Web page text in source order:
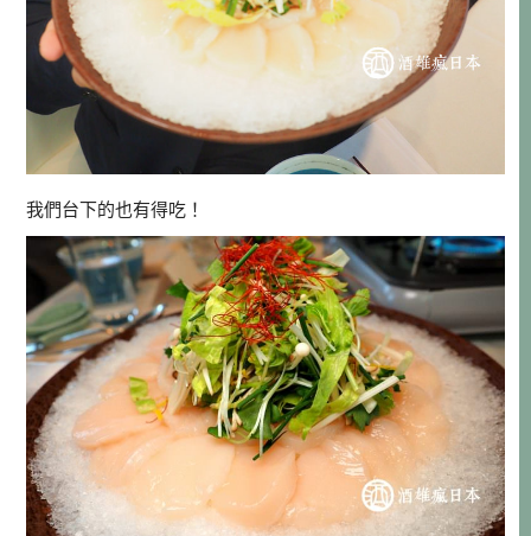
我們台下的也有得吃！